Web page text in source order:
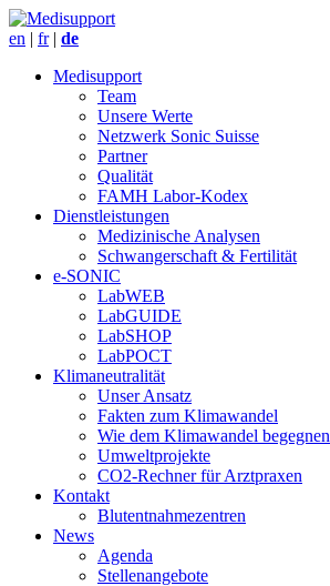
en | fr| de
Medisupport
Team
Unsere Werte
Netzwerk Sonic Suisse
Partner
Qualität
FAMH Labor-Kodex
Dienstleistungen
Medizinische Analysen
Schwangerschaft & Fertilität
e-SONIC
LabWEB
LabGUIDE
LabSHOP
LabPOCT
Klimaneutralität
Unser Ansatz
Fakten zum Klimawandel
Wie dem Klimawandel begegnen
Umweltprojekte
CO2-Rechner für Arztpraxen
Kontakt
Blutentnahmezentren
News
Agenda
Stellenangebote